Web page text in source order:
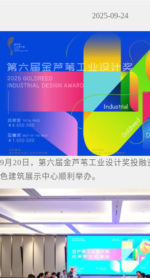
2025-09-24
9月20日，第六届金芦苇工业设计奖投融
色建筑展示中心顺利举办。